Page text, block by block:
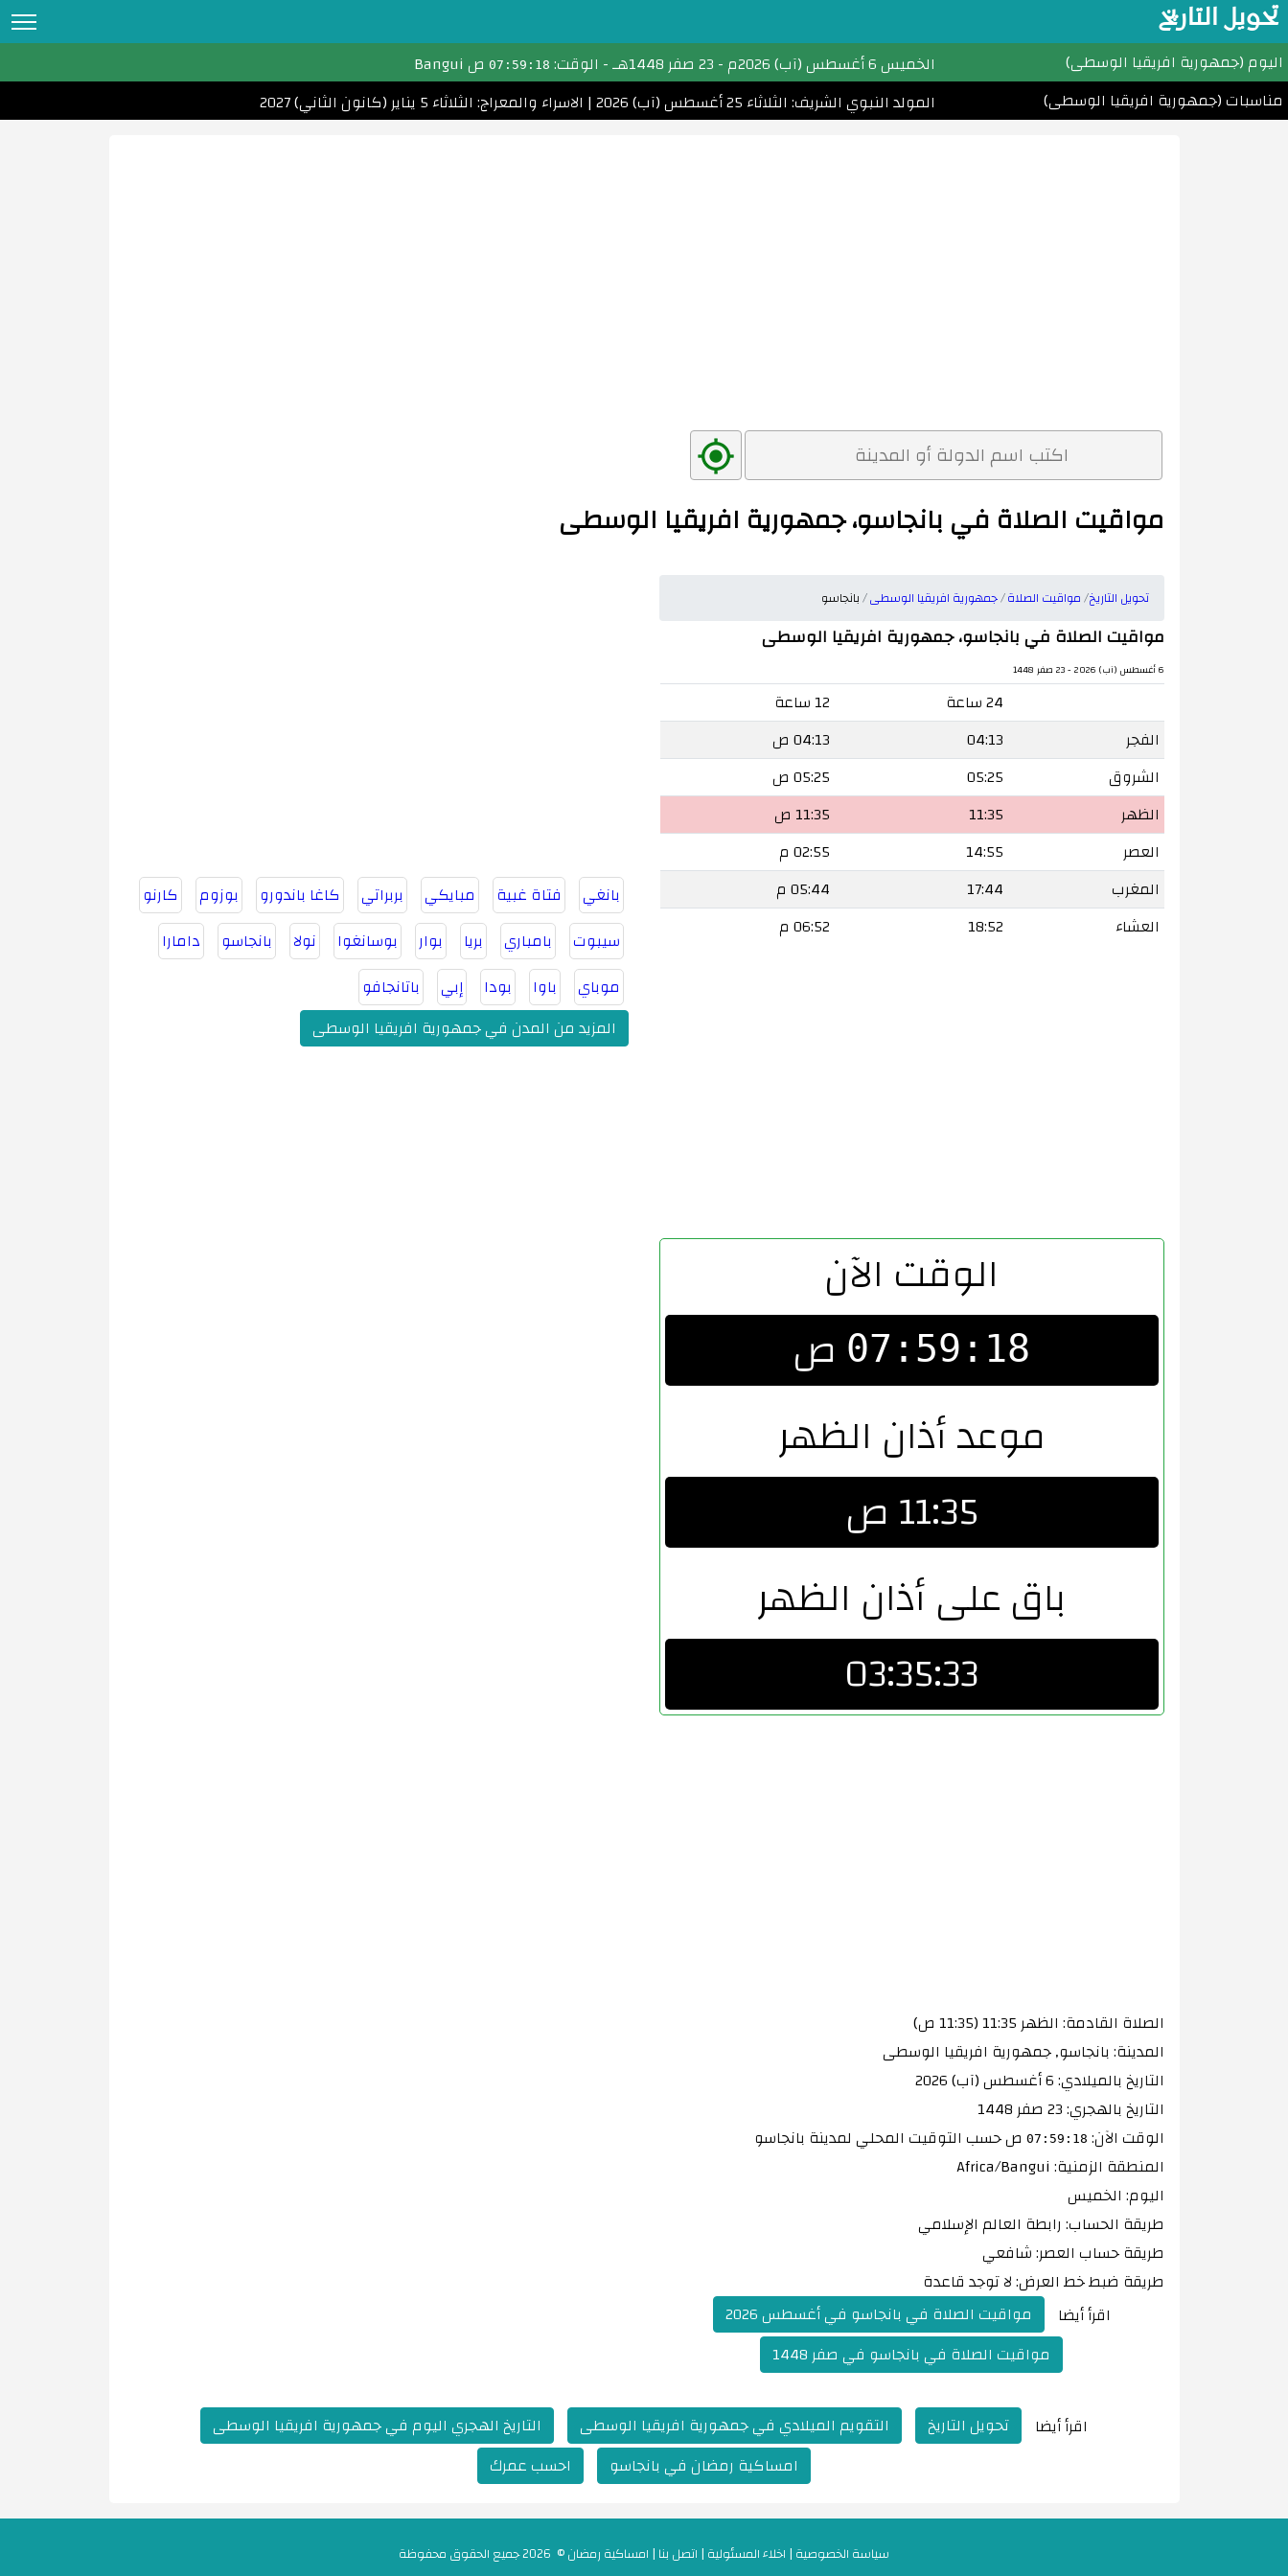
تحويل التاريخ
تحويل التاريخ
التقويم الهجري
اليوم (جمهورية افريقيا الوسطى) الخميس 6 أغسطس (آب) 2026م - 23 صفر 1448هـ - الوقت: 07:59:18ص Bangui
مناسبات (جمهورية افريقيا الوسطى)
المولد النبوي الشريف: الثلاثاء 25 أغسطس (آب) 2026 | الاسراء والمعراج: الثلاثاء 5 يناير (كانون الثاني) 2027
مواقيت الصلاة في بانجاسو، جمهورية افريقيا الوسطى
تحويل التاريخ مواقيت الصلاة جمهورية افريقيا الوسطى بانجاسو
مواقيت الصلاة في بانجاسو، جمهورية افريقيا الوسطى
6 أغسطس (آب) 2026 - 23 صفر 1448
24 ساعة
12 ساعة
الفجر
04:13
04:13 ص
الشروق
05:25
05:25 ص
الظهر
11:35
11:35 ص
العصر
14:55
02:55 م
المغرب
17:44
05:44 م
العشاء
18:52 06:52 م
الوقت الآن
07:59:18 ص
موعد أذان الظهر
11:35 ص
باق على أذان الظهر
03:35:33
الصلاة القادمة: الظهر 11:35 (11:35 ص)
المدينة: بانجاسو, جمهورية افريقيا الوسطى
التاريخ بالميلادي: 6 أغسطس (آب) 2026
التاريخ بالهجري: 23 صفر 1448
الوقت الآن: 07:59:18 صحسب التوقيت المحلي لمدينة بانجاسو
المنطقة الزمنية: Africa/Bangui
اليوم: الخميس
طريقة الحساب: رابطة العالم الإسلامي
طريقة حساب العصر: شافعي
طريقة ضبط خط العرض: لا توجد قاعدة
اقرأ أيضا
مواقيت الصلاة في بانجاسو في أغسطس 2026
مواقيت الصلاة في بانجاسو في صفر 1448
بانغي فتاة غبية مبايكي بربراتي كاغا باندورو بوزوم
كارنو
سيبوت
بامباري بريا بوار بوسانغوا نولا بانجاسو
دامارا
موباي
باوا بودا إبي
باتانجافو
المزيد من المدن في جمهورية افريقيا الوسطى
اقرأ أيضا تحويل التاريخ التقويم الميلادي في جمهورية افريقيا الوسطى
التاريخ الهجري اليوم في جمهورية افريقيا الوسطى
امساكية رمضان في بانجاسو
احسب عمرك
سياسة الخصوصية | اخلاء المسئولية | اتصل بنا | امساكية رمضان© 2026 جميع الحقوق محفوظة